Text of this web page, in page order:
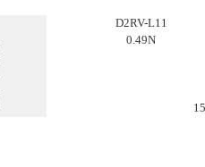
D2RV-L11
0.49N